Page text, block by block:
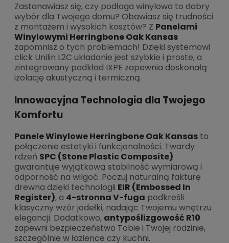
Zastanawiasz się, czy podłoga winylowa to dobry
wybór dla Twojego domu? Obawiasz się trudności
z montażem i wysokich kosztów? Z Panelami
Winylowymi Herringbone Oak Kansas
zapomnisz o tych problemach! Dzięki systemowi
click Unilin L2C układanie jest szybkie i proste, a
zintegrowany podkład IXPE zapewnia doskonałą
izolację akustyczną i termiczną.
Innowacyjna Technologia dla Twojego
Komfortu
Panele Winylowe Herringbone Oak Kansas to
połączenie estetyki i funkcjonalności. Twardy
rdzeń SPC (Stone Plastic Composite)
gwarantuje wyjątkową stabilność wymiarową i
odporność na wilgoć. Poczuj naturalną fakturę
drewna dzięki technologii EIR (Embossed In
Register), a 4-stronna V-fuga podkreśli
klasyczny wzór jodełki, nadając Twojemu wnętrzu
elegancji. Dodatkowo, antypoślizgowość R10
zapewni bezpieczeństwo Tobie i Twojej rodzinie,
szczególnie w łazience czy kuchni.